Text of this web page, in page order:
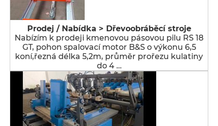
Prodej / Nabídka > Dřevoobráběcí stroje
Nabízím k prodeji kmenovou pásovou pilu RS 18
GT, pohon spalovací motor B&S o výkonu 6,5
koní,řezná délka 5,2m, průměr prořezu kulatiny
do 4 …